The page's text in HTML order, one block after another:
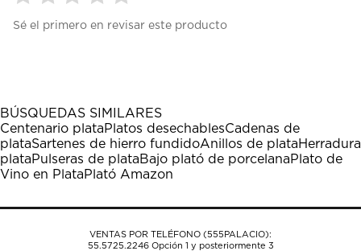
para
1
estrella
Esta
acción
abrirá
el
de
para
estrellas.
Esta
acción
abrirá
el
de
para
estrellas.
Esta
acción
abrirá
el
de
para
estrellas.
Esta
acción
abrirá
el
de
para
estrellas.
Esta
acción
abrirá
el
de
Sé el primero en revisar este producto
BÚSQUEDAS SIMILARES
Centenario plataPlatos desechablesCadenas de
plataSartenes de hierro fundidoAnillos de plataHerradura
plataPulseras de plataBajo plató de porcelanaPlato de
Vino en PlataPlató Amazon
VENTAS POR TELÉFONO (555PALACIO):
55.5725.2246Opción 1 y posteriormente 3